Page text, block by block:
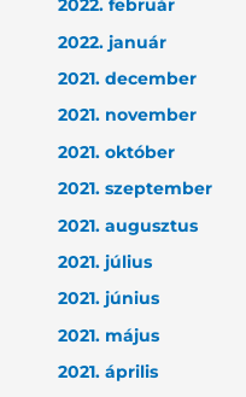
2022. február
2022. január
2021. december
2021. november
2021. október
2021. szeptember
2021. augusztus
2021. július
2021. június
2021. május
2021. április